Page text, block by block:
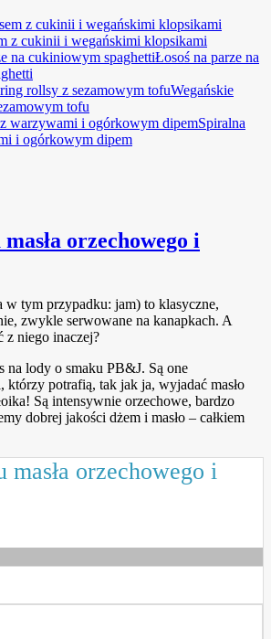
z cukinii i wegańskimi klopsikami
Łosoś na parze na
Wegańskie
tofu
Spiralna
i ogórkowym dipem
orzechowego i
w tym przypadku: jam) to klasyczne,
zwykle serwowane na kanapkach. A
z niego inaczej?
na lody o smaku PB&J. Są one
którzy potrafią, tak jak ja, wyjadać masło
Są intensywnie orzechowe, bardzo
dobrej jakości dżem i masło – całkiem
masła orzechowego i